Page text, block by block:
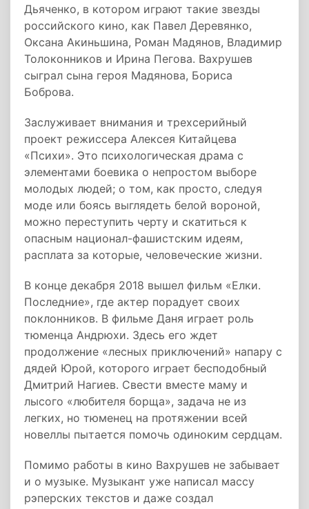
Дьяченко, в котором играют такие звезды
российского кино, как Павел Деревянко,
Оксана Акиньшина, Роман Мадянов, Владимир
Толоконников и Ирина Пегова. Вахрушев
сыграл сына героя Мадянова, Бориса
Боброва.
Заслуживает внимания и трехсерийный
проект режиссера Алексея Китайцева
«Психи». Это психологическая драма с
элементами боевика о непростом выборе
молодых людей; о том, как просто, следуя
моде или боясь выглядеть белой вороной,
можно переступить черту и скатиться к
опасным национал-фашистским идеям,
расплата за которые, человеческие жизни.
В конце декабря 2018 вышел фильм «Елки.
Последние», где актер порадует своих
поклонников. В фильме Даня играет роль
тюменца Андрюхи. Здесь его ждет
продолжение «лесных приключений» напару с
дядей Юрой, которого играет бесподобный
Дмитрий Нагиев. Свести вместе маму и
лысого «любителя борща», задача не из
легких, но тюменец на протяжении всей
новеллы пытается помочь одиноким сердцам.
Помимо работы в кино Вахрушев не забывает
и о музыке. Музыкант уже написал массу
рэперских текстов и даже создал